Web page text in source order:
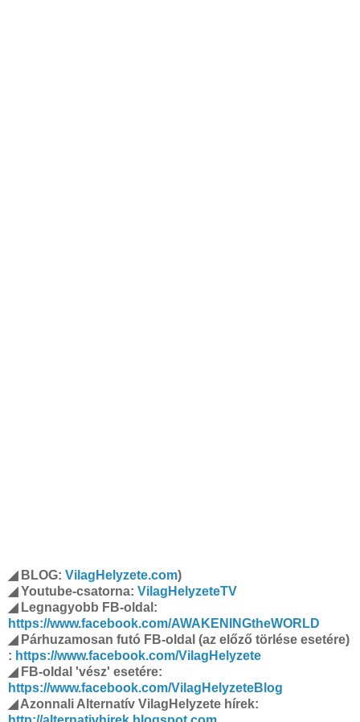
◢ BLOG: VilagHelyzete.com)
◢ Youtube-csatorna: VilagHelyzeteTV
◢ Legnagyobb FB-oldal:
https://www.facebook.com/AWAKENINGtheWORLD
◢ Párhuzamosan futó FB-oldal (az előző törlése esetére)
: https://www.facebook.com/VilagHelyzete
◢ FB-oldal 'vész' esetére:
https://www.facebook.com/VilagHelyzeteBlog
◢ Azonnali Alternatív VilagHelyzete hírek: